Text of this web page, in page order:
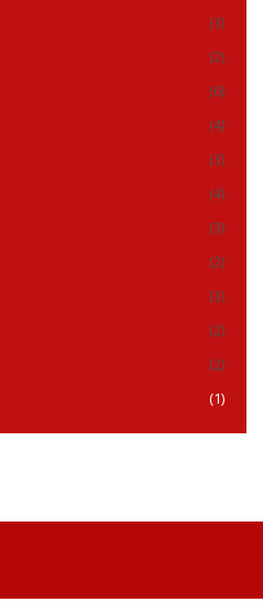
(3)
(2)
(6)
(4)
(3)
(4)
(3)
(2)
(3)
(2)
(2)
(1)